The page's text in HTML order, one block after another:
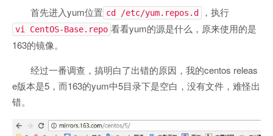
首先进入yum位置 cd /etc/yum.repos.d ，执行
vi CentOS-Base.repo 看看yum的源是什么，原来使用的是
163的镜像。
经过一番调查，搞明白了出错的原因，我的centos releas
e版本是5，而163的yum中5目录下是空白，没有文件，难怪出
错。